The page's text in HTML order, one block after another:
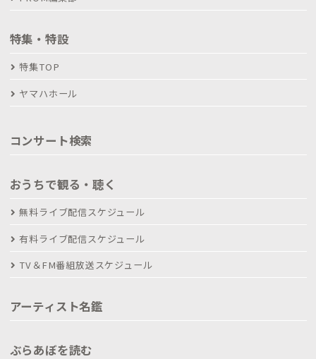
特集・特設
特集TOP
ヤマハホール
コンサート検索
おうちで観る・聴く
無料ライブ配信スケジュール
有料ライブ配信スケジュール
TV＆FM番組放送スケジュール
アーティスト名鑑
ぶらあぼを読む